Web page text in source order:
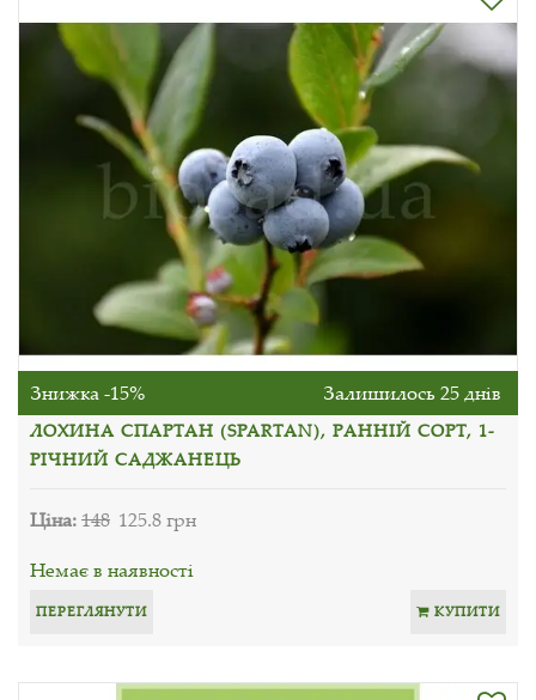
Знижка -15% Залишилось 25 днів
ЛОХИНА СПАРТАН (SPARTAN), РАННІЙ СОРТ, 1-
РІЧНИЙ САДЖАНЕЦЬ
Ціна:148 125.8 грн
Немає в наявності
ПЕРЕГЛЯНУТИ КУПИТИ